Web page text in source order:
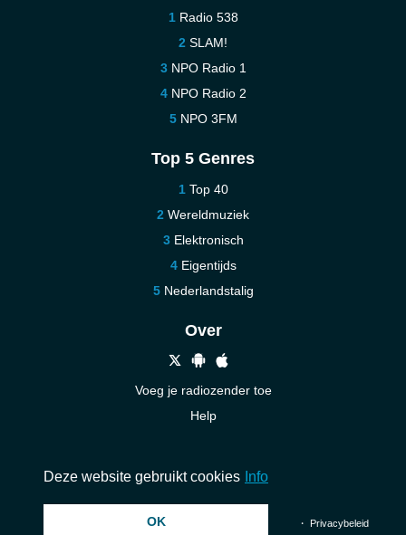
Radio 538
SLAM!
NPO Radio 1
NPO Radio 2
NPO 3FM
Top 5 Genres
Top 40
Wereldmuziek
Elektronisch
Eigentijds
Nederlandstalig
Over
Voeg je radiozender toe
Help
© 2026 InstantAudio. Alle rechten voorbehouden. ・ ・ Privacybeleid
Deze website gebruikt cookies Info
OK